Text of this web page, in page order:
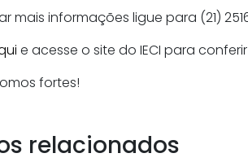
mais informações ligue para (21)
e acesse o site do IECI para
fortes!
relacionados